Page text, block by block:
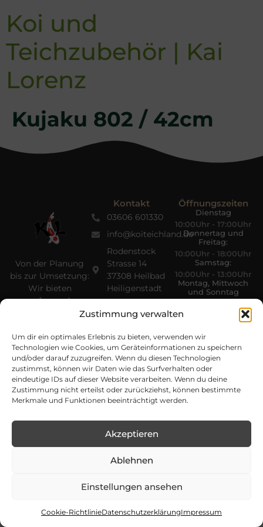
Zustimmung verwalten
Um dir ein optimales Erlebnis zu bieten, verwenden wir
Technologien wie Cookies, um Geräteinformationen zu speichern
und/oder darauf zuzugreifen. Wenn du diesen Technologien
zustimmst, können wir Daten wie das Surfverhalten oder
eindeutige IDs auf dieser Website verarbeiten. Wenn du deine
Zustimmung nicht erteilst oder zurückziehst, können bestimmte
Merkmale und Funktionen beeinträchtigt werden.
Akzeptieren
Ablehnen
Einstellungen ansehen
Cookie-RichtlinieDatenschutzerklärungImpressum
Koi und
Teichzubehör | Kai
Lorenz
Kujaku 802 / 42cm
Von der Planung
bis zur Umsetzung:
Wir bieten
umfassende
Dienstleistungen
sowie den Handel
mit Koi – perfekt
abgestimmt auf
jede Art von
Außenfläche.
Kontakt
03606 601330
info@koiteichland.de
Rodenstock
Strasse 14
37308 Heilbad
Heiligenstadt
Öffnungszeiten
Dienstag
10:00Uhr - 17:00Uhr
Donnertag und
Freitag:
10:00Uhr - 18:00Uhr
Samstag:
10:00Uhr - 13:00Uhr
Montag, Mittwoch
und Sonntag
vorbehalten | Entwickelt vonBoldpeak
Datenschutzerklärung